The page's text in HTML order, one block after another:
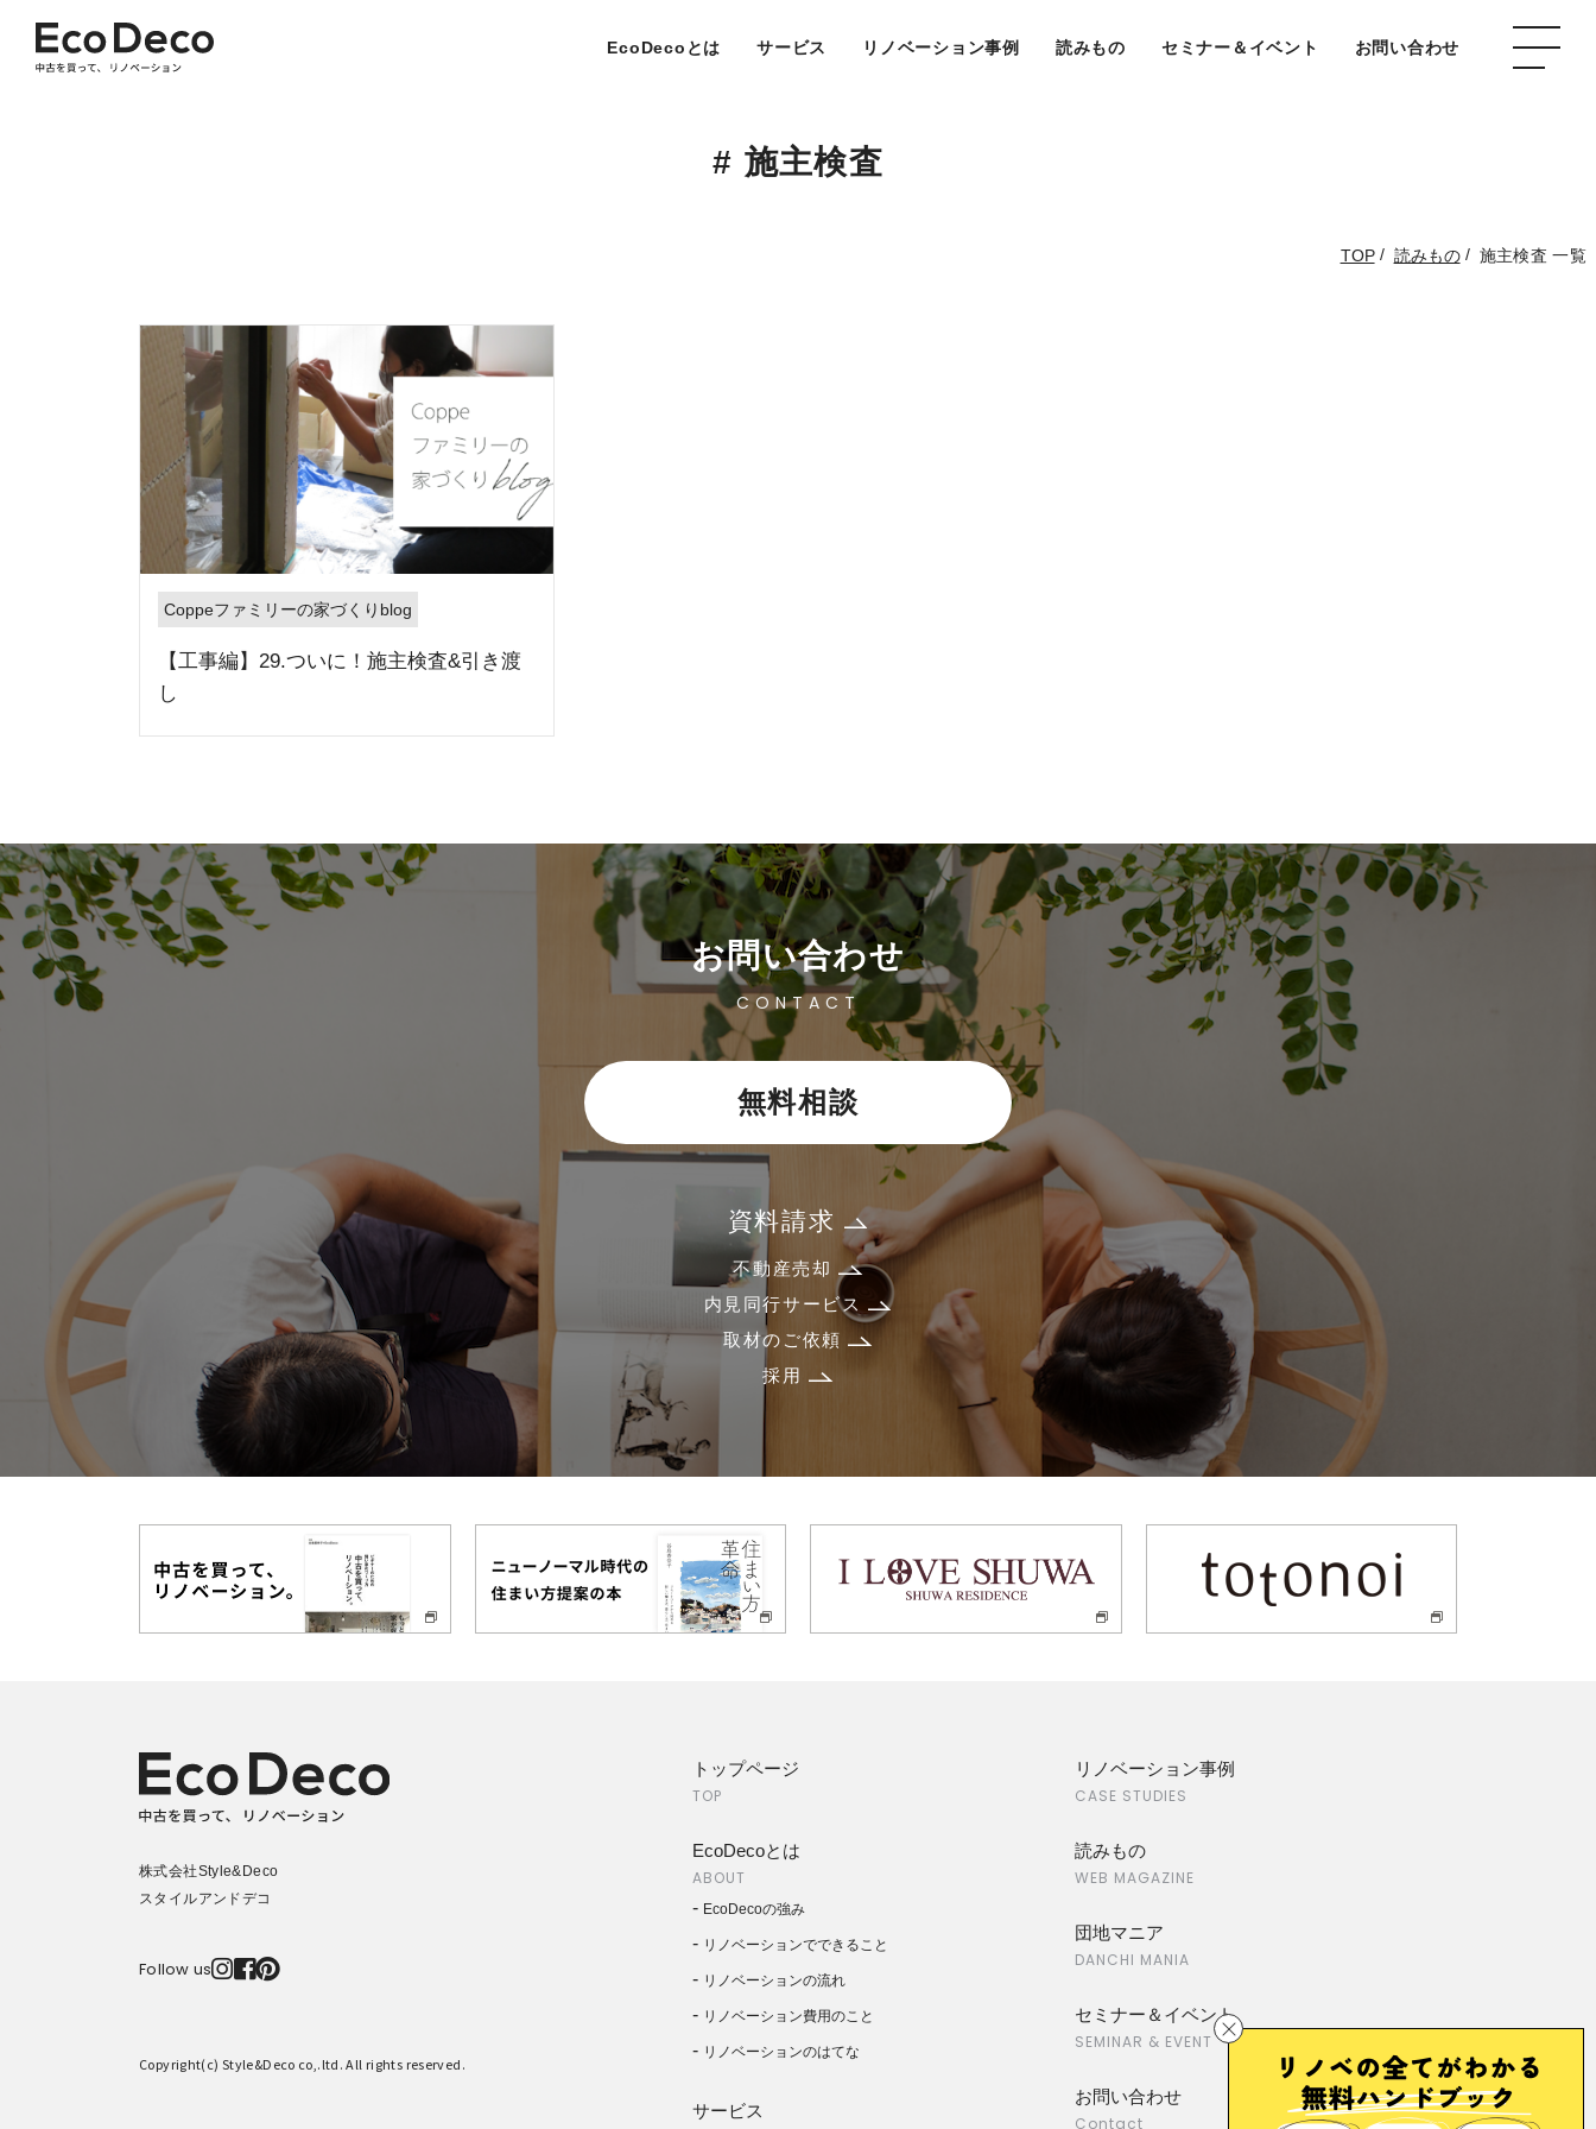
EcoDecoとは サービス リノベーション事例 読みもの セミナー＆イベント お問い合わせ
# 施主検査
TOP/ 読みもの/ 施主検査 一覧
Coppeファミリーの家づくりblog
【工事編】29.ついに！施主検査&引き渡
し
お問い合わせ
CONTACT
無料相談
資料請求
不動産売却
内見同行サービス
取材のご依頼
採用
株式会社Style&Deco
スタイルアンドデコ
Follow us 
Copyright(c) Style&Deco co,.ltd. All rights reserved.
トップページ
TOP
EcoDecoとは
ABOUT
EcoDecoの強み
リノベーションでできること
リノベーションの流れ
リノベーション費用のこと
リノベーションのはてな
サービス
リノベーション事例
CASE STUDIES
読みもの
WEB MAGAZINE
団地マニア
DANCHI MANIA
セミナー＆イベント
SEMINAR & EVENT
お問い合わせ
Contact